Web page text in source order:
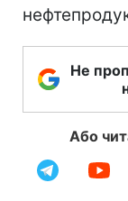
Не
Або